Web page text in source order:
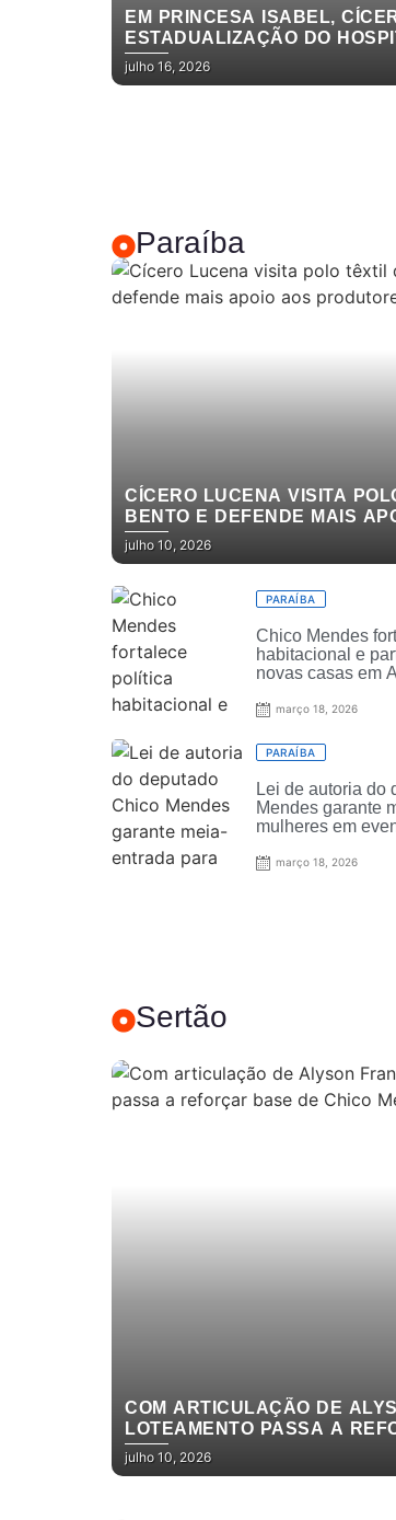
EM PRINCESA ISABEL,
ESTADUALIZAÇÃO DO
julho 16, 2026
Paraíba
CÍCERO LUCENA VISITA
BENTO E DEFENDE MAIS
PRODUTORES
julho 10, 2026
PARAÍBA
Chico Mendes
habitacional e
novas casas em
março 18, 2026
PARAÍBA
Lei de autoria do
Mendes garante
mulheres em
março 18, 2026
Sertão
COM ARTICULAÇÃO DE
LOTEAMENTO PASSA A
MENDES EM CACHOEIRA
julho 10, 2026